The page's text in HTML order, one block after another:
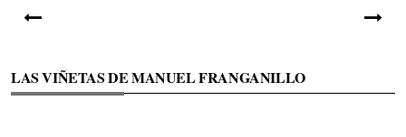
LAS VIÑETAS DE MANUEL FRANGANILLO